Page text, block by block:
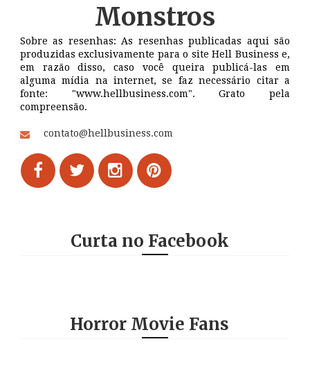
Monstros
Sobre as resenhas: As resenhas publicadas aqui são
produzidas exclusivamente para o site Hell Business e,
em razão disso, caso você queira publicá-las em
alguma mídia na internet, se faz necessário citar a
fonte: "www.hellbusiness.com". Grato pela
compreensão.
contato@hellbusiness.com
Curta no Facebook
Horror Movie Fans